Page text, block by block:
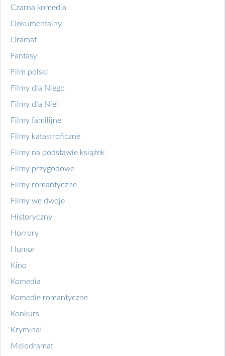
Czarna komedia
Dokumentalny
Dramat
Fantasy
Film polski
Filmy dla Niego
Filmy dla Niej
Filmy familijne
Filmy katastroficzne
Filmy na podstawie książek
Filmy przygodowe
Filmy romantyczne
Filmy we dwoje
Historyczny
Horrory
Humor
Kino
Komedia
Komedie romantyczne
Konkurs
Kryminał
Melodramat